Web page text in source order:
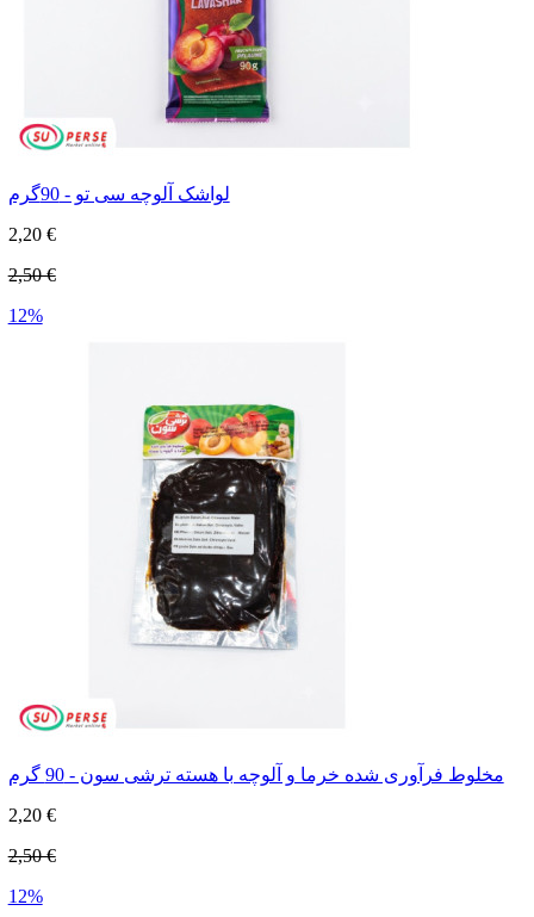
لواشک آلوچه سی تو - 90گرم
2,20 €
2,50 €
12%
مخلوط فرآوری شده خرما و آلوچه با هسته ترشی سون - 90 گرم
2,20 €
2,50 €
12%